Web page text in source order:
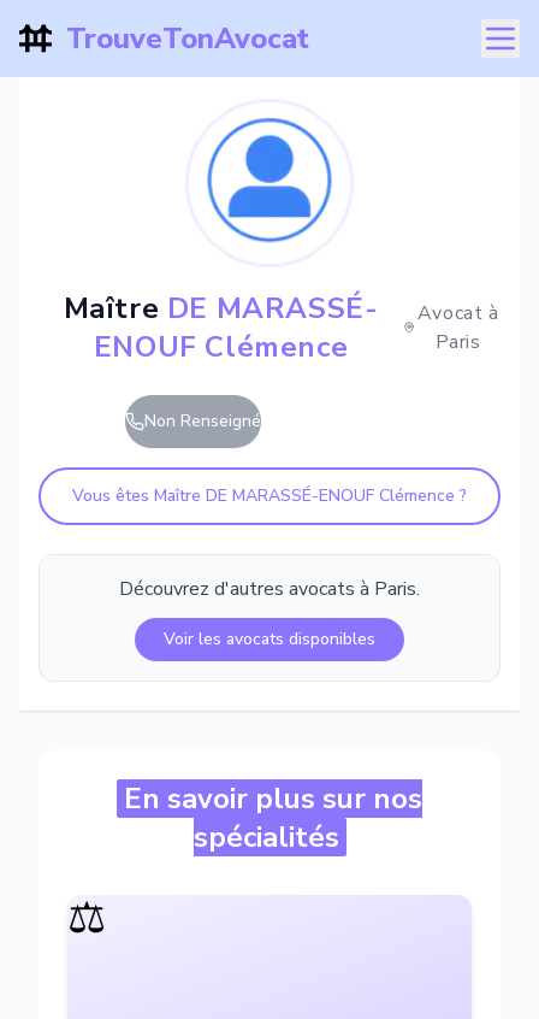
TrouveTonAvocat
Maître DE MARASSÉ-
ENOUF Clémence
Avocat à
Paris
Non Renseigné
Vous êtes Maître DE MARASSÉ-ENOUF Clémence ?
Découvrez d'autres avocats à Paris.
Voir les avocats disponibles
En savoir plus sur nos
spécialités
⚖️